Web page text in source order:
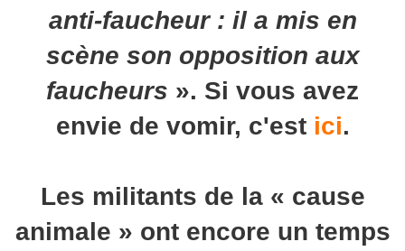
anti-faucheur : il a mis en
scène son opposition aux
faucheurs ». Si vous avez
envie de vomir, c'est ici.
Les militants de la « cause
animale » ont encore un temps